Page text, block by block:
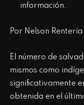
información.
Por Nelson
El número de
mismos como
significativamente
obtenida en el